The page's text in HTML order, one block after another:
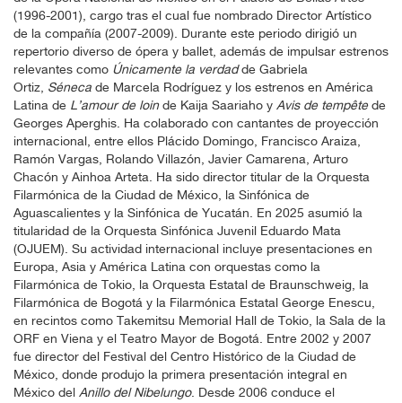
(1996-2001), cargo tras el cual fue nombrado Director Artístico
de la compañía (2007-2009). Durante este periodo dirigió un
repertorio diverso de ópera y ballet, además de impulsar estrenos
relevantes como Únicamente la verdadde Gabriela
Ortiz, Séneca de Marcela Rodríguez y los estrenos en América
Latina de L’amour de loinde Kaija Saariaho y Avis de tempêtede
Georges Aperghis. Ha colaborado con cantantes de proyección
internacional, entre ellos Plácido Domingo, Francisco Araiza,
Ramón Vargas, Rolando Villazón, Javier Camarena, Arturo
Chacón y Ainhoa Arteta. Ha sido director titular de la Orquesta
Filarmónica de la Ciudad de México, la Sinfónica de
Aguascalientes y la Sinfónica de Yucatán. En 2025 asumió la
titularidad de la Orquesta Sinfónica Juvenil Eduardo Mata
(OJUEM). Su actividad internacional incluye presentaciones en
Europa, Asia y América Latina con orquestas como la
Filarmónica de Tokio, la Orquesta Estatal de Braunschweig, la
Filarmónica de Bogotá y la Filarmónica Estatal George Enescu,
en recintos como Takemitsu Memorial Hall de Tokio, la Sala de la
ORF en Viena y el Teatro Mayor de Bogotá. Entre 2002 y 2007
fue director del Festival del Centro Histórico de la Ciudad de
México, donde produjo la primera presentación integral en
México del Anillo del Nibelungo. Desde 2006 conduce el